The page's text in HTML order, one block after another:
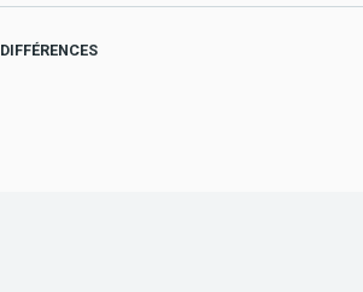
DIFFÉRENCES